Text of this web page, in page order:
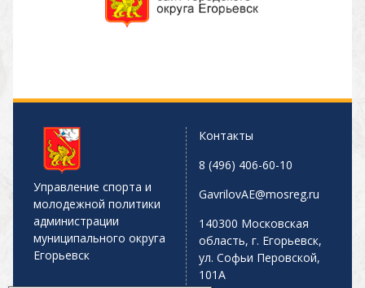
Управление спорта и
молодежной политики
администрации
муниципального округа
Егорьевск
Контакты
8 (496) 406-60-10
GavrilovAE@mosreg.ru
140300 Московская
область, г. Егорьевск,
ул. Софьи Перовской,
101А